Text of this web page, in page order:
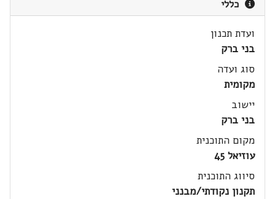
כללי
ועדת תכנון
בני ברק
סוג ועדה
מקומית
יישוב
בני ברק
מקום התוכנית
עוזיאל 45
סיווג התוכנית
תקנון נקודתי/מבנני